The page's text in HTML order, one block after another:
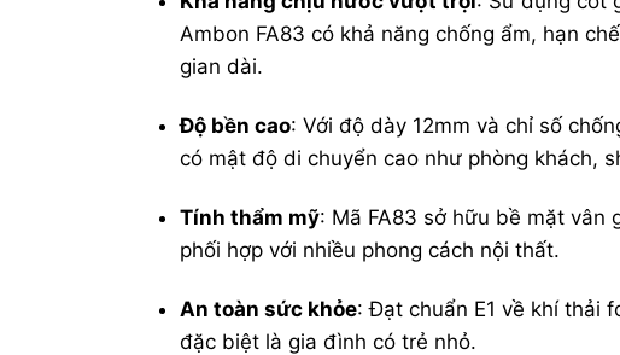
Ambon FA83 có khả năng chống ẩm, hạn
gian dài.
Độ bền cao: Với độ dày 12mm và chỉ số
có mật độ di chuyển cao như phòng khách,
Tính thẩm mỹ: Mã FA83 sở hữu bề mặt vân
phối hợp với nhiều phong cách nội thất.
An toàn sức khỏe: Đạt chuẩn E1 về khí thải
đặc biệt là gia đình có trẻ nhỏ.